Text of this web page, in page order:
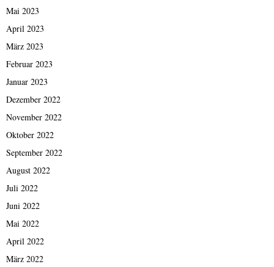
Mai 2023
April 2023
März 2023
Februar 2023
Januar 2023
Dezember 2022
November 2022
Oktober 2022
September 2022
August 2022
Juli 2022
Juni 2022
Mai 2022
April 2022
März 2022